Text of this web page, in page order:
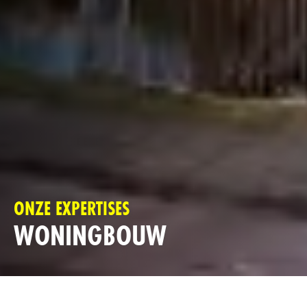
WONINGBOUW
ONZE EXPERTISES